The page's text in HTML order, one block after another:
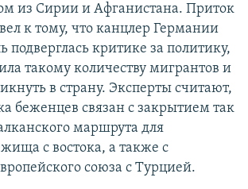
из Сирии и Афганистана. Приток
к тому, что канцлер Германии
подверглась критике за политику,
такому количеству мигрантов и
в страну. Эксперты считают,
беженцев связан с закрытием так
маршрута для
с востока, а также с
союза с Турцией.